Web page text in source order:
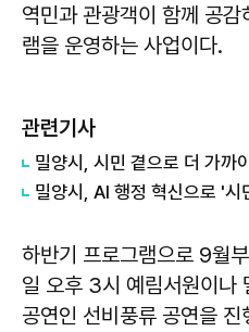
역민과 관광객이 함께 공
램을 운영하는 사업이다.
관련기사
하반기 프로그램으로 9월
일 오후 3시 예림서원이나
공연인 선비풍류 공연을